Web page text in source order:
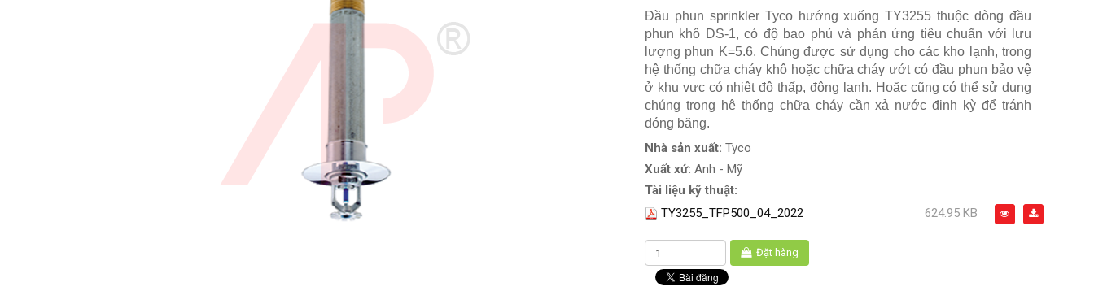
Đầu phun sprinkler Tyco hướng xuống TY3255 thuộc dòng đầu
phun khô DS-1, có độ bao phủ và phản ứng tiêu chuẩn với lưu
lượng phun K=5.6. Chúng được sử dụng cho các kho lạnh, trong
hệ thống chữa cháy khô hoặc chữa cháy ướt có đầu phun bảo vệ
ở khu vực có nhiệt độ thấp, đông lạnh. Hoặc cũng có thể sử dụng
chúng trong hệ thống chữa cháy cần xả nước định kỳ để tránh
đóng băng.
Nhà sản xuất: Tyco
Xuất xứ: Anh - Mỹ
Tài liệu kỹ thuật:
TY3255_TFP500_04_2022
624.95 KB
Đặt hàng